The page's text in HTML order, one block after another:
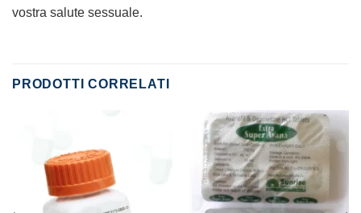
vostra salute sessuale.
PRODOTTI CORRELATI